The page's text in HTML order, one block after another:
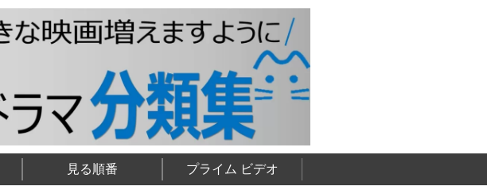
見る順番 プライム ビデオ